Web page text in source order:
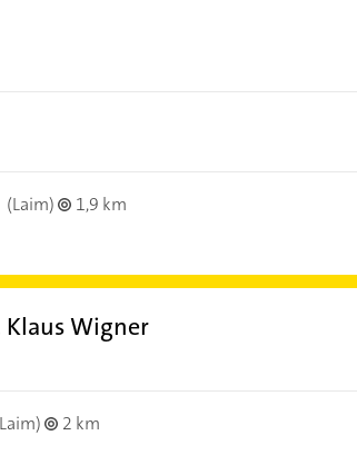
(Laim)
1,9 km
Wigner
2 km